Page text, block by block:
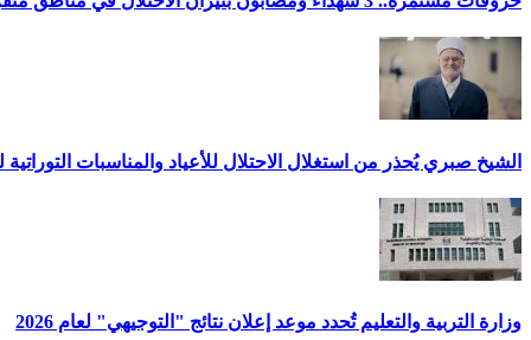
الشيخ صبري يُحذر من استغلال الاحتلال للأعياد والمناسبات
وزارة التربية والتعليم تُحدد موعد إعلان نتائج "التوجيهي" لعام 2026